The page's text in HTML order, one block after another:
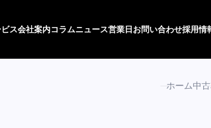
ス会社案内コラムニュース営業日 お問い合わせ採用情
ホーム中